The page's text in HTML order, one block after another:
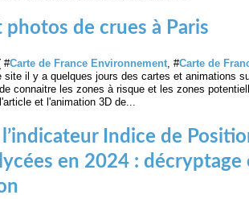
photos de crues à Paris
#Carte de France Environnement, #Carte de
site il y a quelques jours des cartes et animations
connaitre les zones à risque et les zones
et l'animation 3D de...
Indice de
en 2024 :